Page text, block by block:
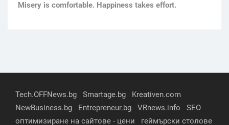
Мisery is comfortable. Happiness takes effort.
Tech.OFFNews.bg Smartage.bg
Kreativen.com
NewBusiness.bg
Entrepreneur.bg VRnews.info
SEO
оптимизиране на сайтове - цени
геймърски столове